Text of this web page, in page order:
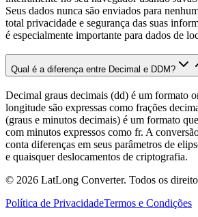
Seus dados nunca são enviados para
total privacidade e segurança das suas
é especialmente importante para dados de
Qual é a diferença entre Decimal e DDM?
Decimal graus decimais (dd) é um formato
longitude são expressas como frações
(graus e minutos decimais) é um formato
com minutos expressos como fr. A
conta diferenças em seus parâmetros de
e quaisquer deslocamentos de criptografia.
© 2026 LatLong Converter. Todos os
Política de PrivacidadeTermos e Condições